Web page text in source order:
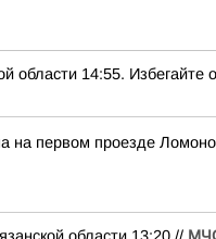
14:55. Избегайте
на первом проезде